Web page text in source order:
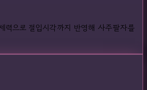
력으로 절입시각까지 반영해 사주팔자를